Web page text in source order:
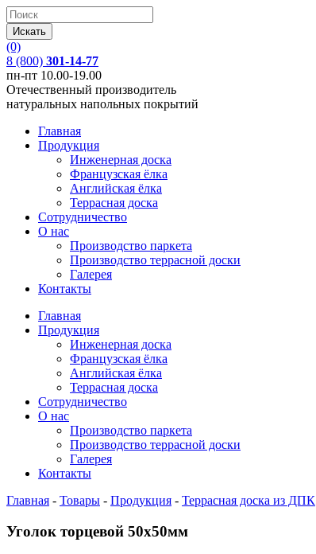
(0)
8 (800) 301-14-77
пн-пт 10.00-19.00
Отечественный производитель
натуральных напольных покрытий
Главная
Продукция
Инженерная доска
Французская ёлка
Английская ёлка
Террасная доска
Сотрудничество
О нас
Производство паркета
Производство террасной доски
Галерея
Контакты
Главная
Продукция
Инженерная доска
Французская ёлка
Английская ёлка
Террасная доска
Сотрудничество
О нас
Производство паркета
Производство террасной доски
Галерея
Контакты
Главная - Товары - Продукция - Террасная доска из ДПК
Уголок торцевой 50х50мм